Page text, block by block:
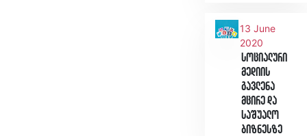
13 June
2020
სოციალური
მედიის
გავლენა
მცირე და
საშუალო
ბიზნესზე